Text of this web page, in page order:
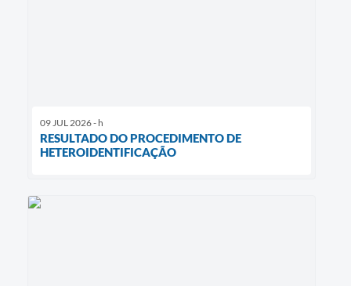
09 JUL 2026 - h
RESULTADO DO PROCEDIMENTO DE
HETEROIDENTIFICAÇÃO